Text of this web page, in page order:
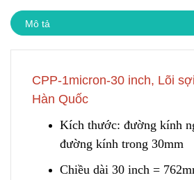
Mô tả
CPP-1micron-30 inch, Lõi
Hàn Quốc
Kích thước: đường kính
đường kính trong 30mm
Chiều dài 30 inch =